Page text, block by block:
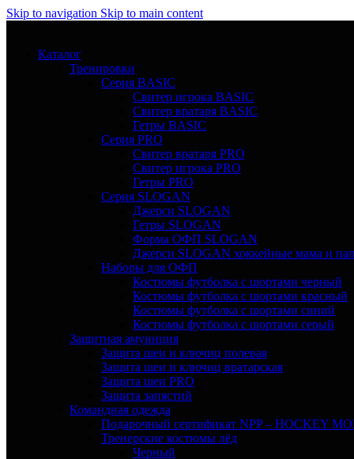
Skip to navigation Skip to main content
Каталог
Тренировки
Серия BASIC
Свитер игрока BASIC
Свитер вратаря BASIC
Гетры BASIC
Серия PRO
Свитер вратаря PRO
Свитер игрока PRO
Гетры PRO
Серия SLOGAN
Джерси SLOGAN
Гетры SLOGAN
Форма ОФП SLOGAN
Джерси SLOGAN хоккейные мама и
Наборы для ОФП
Костюмы футболка с шортами черный
Костюмы футболка с шортами красный
Костюмы футболка с шортами синий
Костюмы футболка с шортами серый
Защитная амуниция
Защита шеи и ключиц полевая
Защита шеи и ключиц вратарская
Защита шеи PRO
Защита запястий
Командная одежда
Подарочный сертификат NPP – HOCKEY
Тренерские костюмы лёд
Черный